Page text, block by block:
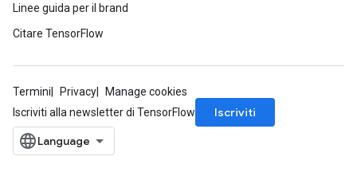
Linee guida per il brand
Citare TensorFlow
Termini Privacy
Manage cookies
Iscriviti alla newsletter di TensorFlow
Iscriviti